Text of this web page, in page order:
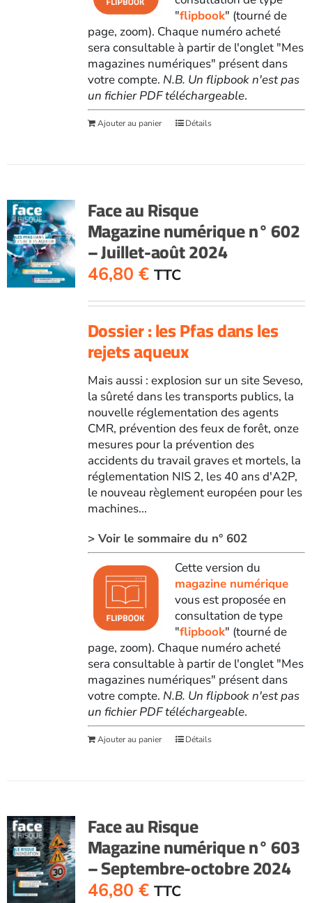
"flipbook" (tourné de
page, zoom). Chaque numéro acheté
sera consultable à partir de l'onglet "Mes
magazines numériques" présent dans
votre compte. N.B. Un flipbook n'est pas
un fichier PDF téléchargeable.
Ajouter au panier Détails
Face au Risque
Magazine numérique n° 602
– Juillet-août 2024
46,80 € TTC
Dossier : les Pfas dans les
rejets aqueux
Mais aussi : explosion sur un site Seveso,
la sûreté dans les transports publics, la
nouvelle réglementation des agents
CMR, prévention des feux de forêt, onze
mesures pour la prévention des
accidents du travail graves et mortels, la
réglementation NIS 2, les 40 ans d'A2P,
le nouveau règlement européen pour les
machines...
> Voir le sommaire du n° 602
Cette version du
magazine numérique
vous est proposée en
consultation de type
"flipbook" (tourné de
page, zoom). Chaque numéro acheté
sera consultable à partir de l'onglet "Mes
magazines numériques" présent dans
votre compte. N.B. Un flipbook n'est pas
un fichier PDF téléchargeable.
Ajouter au panier Détails
Face au Risque
Magazine numérique n° 603
– Septembre-octobre 2024
46,80 € TTC